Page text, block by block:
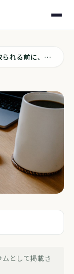
AIに仕事を取られる前に、自分を守る話
を守る話
として掲載さ